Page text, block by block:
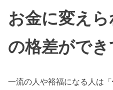
お金に変え
の格差ができ
一流の人や裕福になる人は「